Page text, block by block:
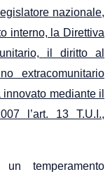
nazionale,
interno, la Direttiva
il diritto al
extracomunitario
mediante il
l’art. 13 T.U.I.,
temperamento